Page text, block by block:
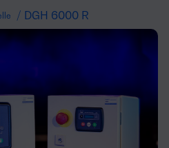
/ DGH 6000 R